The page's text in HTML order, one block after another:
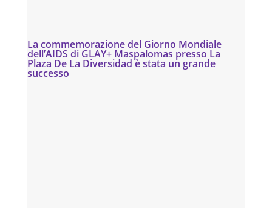
La commemorazione del Giorno Mondiale
dell’AIDS di GLAY+ Maspalomas presso La
Plaza De La Diversidad è stata un grande
successo